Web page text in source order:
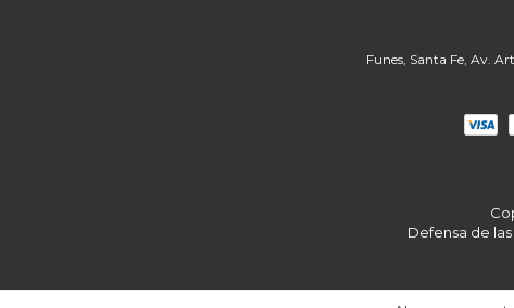
Defensa de